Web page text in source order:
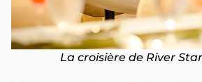
La croisière de River